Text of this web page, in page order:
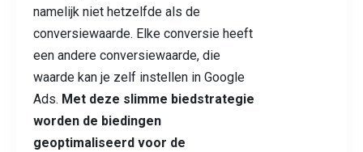
namelijk niet hetzelfde als de
conversiewaarde. Elke conversie heeft
een andere conversiewaarde, die
waarde kan je zelf instellen in Google
Ads. Met deze slimme biedstrategie
worden de biedingen
geoptimaliseerd voor de